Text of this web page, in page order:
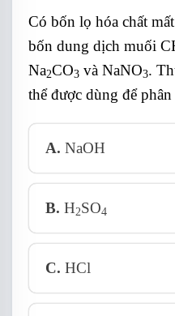
Có bốn lọ hóa chất
bốn dung dịch muối
Na2CO3 và NaNO3.
thể được dùng để
A. NaOH
B. H2SO4
C. HCl